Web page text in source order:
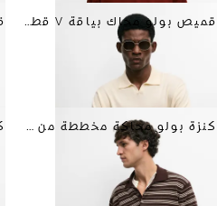
قميص بولو محاك بياقة V قطن 100%
كنزة بولو محاكة مخططة من القطن 100%